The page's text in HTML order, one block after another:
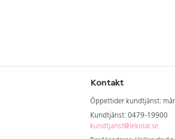
Kontakt
Öppettider kundtjänst:
Kundtjänst: 0479-19900
kundtjanst@lekolar.se